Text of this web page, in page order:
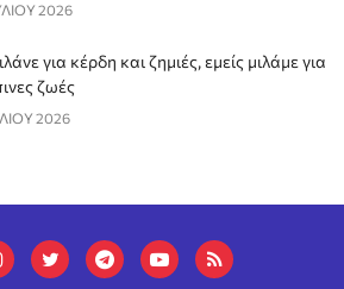
2026
για κέρδη και ζημιές, εμείς μιλάμε για
ζωές
2026